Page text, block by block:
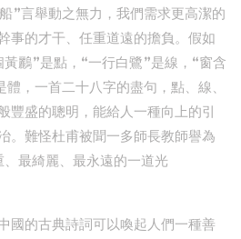
”言舉動之無力，我們需求更高潔的
事的才干、任重道遠的擔負。假如
鸝”是點，“一行白鷺”是線，“窗含
，一首二十八字的盡句，點、線、
豐盛的聰明，能給人一種向上的引
。難怪杜甫被聞一多師長教師譽為
最綺麗、最永遠的一道光
國的古典詩詞可以喚起人們一種善